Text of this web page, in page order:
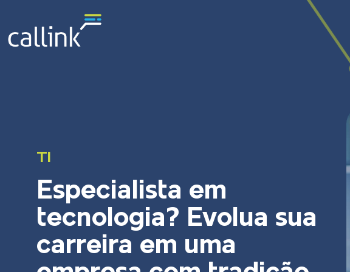
TI
Especialista em
tecnologia? Evolua sua
carreira em uma